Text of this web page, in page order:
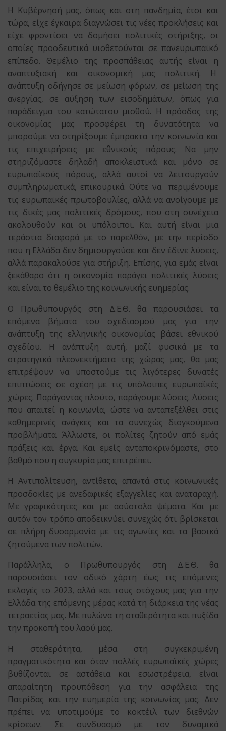
Η Κυβέρνησή μας, όπως και στη πανδημία, έτσι και
τώρα, είχε έγκαιρα διαγνώσει τις νέες προκλήσεις και
είχε φροντίσει να δομήσει πολιτικές στήριξης, οι
οποίες προοδευτικά υιοθετούνται σε πανευρωπαϊκό
επίπεδο. Θεμέλιο της προσπάθειας αυτής είναι η
αναπτυξιακή και οικονομική μας πολιτική. Η
ανάπτυξη οδήγησε σε μείωση φόρων, σε μείωση της
ανεργίας, σε αύξηση των εισοδημάτων, όπως για
παράδειγμα του κατώτατου μισθού. Η πρόοδος της
οικονομίας μας προσφέρει τη δυνατότητα να
μπορούμε να στηρίξουμε έμπρακτα την κοινωνία και
τις επιχειρήσεις με εθνικούς πόρους. Να μην
στηριζόμαστε δηλαδή αποκλειστικά και μόνο σε
ευρωπαϊκούς πόρους, αλλά αυτοί να λειτουργούν
συμπληρωματικά, επικουρικά. Ούτε να περιμένουμε
τις ευρωπαϊκές πρωτοβουλίες, αλλά να ανοίγουμε με
τις δικές μας πολιτικές δρόμους, που στη συνέχεια
ακολουθούν και οι υπόλοιποι. Και αυτή είναι μια
τεράστια διαφορά με το παρελθόν, με την περίοδο
που η Ελλάδα δεν δημιουργούσε και δεν έδινε λύσεις,
αλλά παρακαλούσε για στήριξη. Επίσης, για εμάς είναι
ξεκάθαρο ότι η οικονομία παράγει πολιτικές λύσεις
και είναι το θεμέλιο της κοινωνικής ευημερίας.
Ο Πρωθυπουργός στη Δ.Ε.Θ. θα παρουσιάσει τα
επόμενα βήματα του σχεδιασμού μας για την
ανάπτυξη της ελληνικής οικονομίας βάσει εθνικού
σχεδίου. Η ανάπτυξη αυτή, μαζί φυσικά με τα
στρατηγικά πλεονεκτήματα της χώρας μας, θα μας
επιτρέψουν να υποστούμε τις λιγότερες δυνατές
επιπτώσεις σε σχέση με τις υπόλοιπες ευρωπαϊκές
χώρες. Παράγοντας πλούτο, παράγουμε λύσεις. Λύσεις
που απαιτεί η κοινωνία, ώστε να ανταπεξέλθει στις
καθημερινές ανάγκες και τα συνεχώς διογκούμενα
προβλήματα. Άλλωστε, οι πολίτες ζητούν από εμάς
πράξεις και έργα. Και εμείς ανταποκρινόμαστε, στο
βαθμό που η συγκυρία μας επιτρέπει.
Η Αντιπολίτευση, αντίθετα, απαντά στις κοινωνικές
προσδοκίες με ανεδαφικές εξαγγελίες και αναταραχή.
Με γραφικότητες και με ασύστολα ψέματα. Και με
αυτόν τον τρόπο αποδεικνύει συνεχώς ότι βρίσκεται
σε πλήρη δυσαρμονία με τις αγωνίες και τα βασικά
ζητούμενα των πολιτών.
Παράλληλα, ο Πρωθυπουργός στη Δ.Ε.Θ. θα
παρουσιάσει τον οδικό χάρτη έως τις επόμενες
εκλογές το 2023, αλλά και τους στόχους μας για την
Ελλάδα της επόμενης μέρας κατά τη διάρκεια της νέας
τετραετίας μας. Με πυλώνα τη σταθερότητα και πυξίδα
την προκοπή του λαού μας.
Η σταθερότητα, μέσα στη συγκεκριμένη
πραγματικότητα και όταν πολλές ευρωπαϊκές χώρες
βυθίζονται σε αστάθεια και εσωστρέφεια, είναι
απαραίτητη προϋπόθεση για την ασφάλεια της
Πατρίδας και την ευημερία της κοινωνίας μας. Δεν
πρέπει να υποτιμούμε το κοκτέιλ των διεθνών
κρίσεων. Σε συνδυασμό με τον δυναμικά